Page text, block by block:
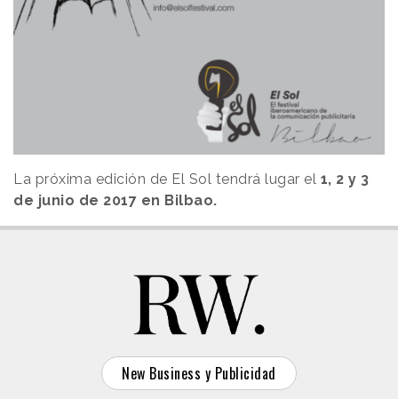
La próxima edición de El Sol tendrá lugar el 1, 2 y 3
de junio de 2017 en Bilbao.
New Business y Publicidad